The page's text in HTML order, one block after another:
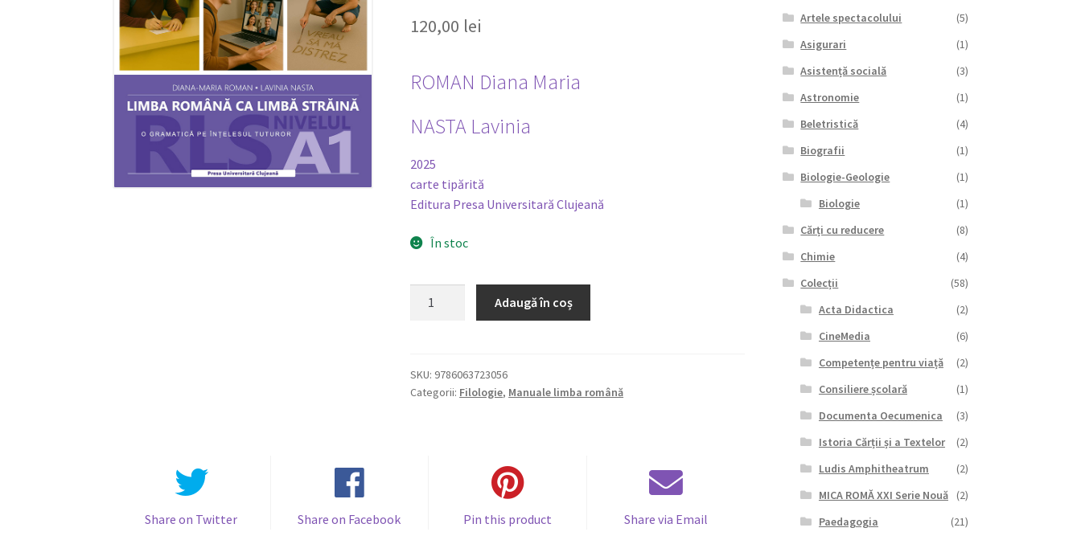
120,00 lei
ROMAN Diana Maria
NASTA Lavinia
2025
carte tipărită
Editura Presa Universitară Clujeană
În stoc
limbă
străină
Adaugă în coș
SKU: 9786063723056
Categorii: Filologie, Manuale limba română
Share on Twitter Share on Facebook Pin this product Share via Email
Artele spectacolului
(5)
Asigurari
(1)
Asistență socială
(3)
Astronomie
(1)
Beletristică
(4)
Biografii
(1)
Biologie-Geologie
(1)
Biologie
(1)
Cărți cu reducere
(8)
Chimie
(4)
Colecții
(58)
Acta Didactica
(2)
CineMedia
(6)
Competențe pentru viață
(2)
Consiliere școlară
(1)
Documenta Oecumenica
(3)
Istoria Cărții și a Textelor
(2)
Ludis Amphitheatrum
(2)
MICA ROMĂ XXI Serie Nouă
(2)
Paedagogia
(21)